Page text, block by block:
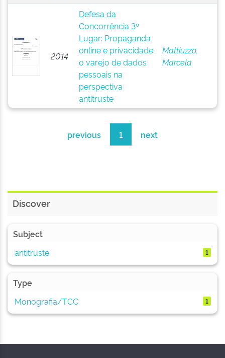
2014
Defesa da
Concorrência 3º
Lugar: Propaganda
online e privacidade:
o varejo de dados
pessoais na
perspectiva
antitruste
Mattiuzzo,
Marcela
previous 1 next
Discover
Subject
antitruste
1
Type
Monografia/TCC
1